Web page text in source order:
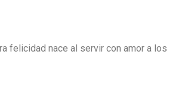
felicidad nace al servir con amor a los